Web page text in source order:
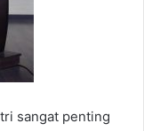
sangat penting